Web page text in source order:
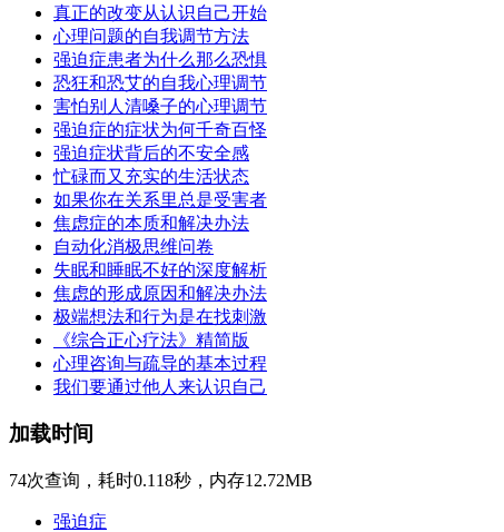
真正的改变从认识自己开始
心理问题的自我调节方法
强迫症患者为什么那么恐惧
恐狂和恐艾的自我心理调节
害怕别人清嗓子的心理调节
强迫症的症状为何千奇百怪
强迫症状背后的不安全感
忙碌而又充实的生活状态
如果你在关系里总是受害者
焦虑症的本质和解决办法
自动化消极思维问卷
失眠和睡眠不好的深度解析
焦虑的形成原因和解决办法
极端想法和行为是在找刺激
《综合正心疗法》精简版
心理咨询与疏导的基本过程
我们要通过他人来认识自己
加载时间
74次查询，耗时0.118秒，内存12.72MB
强迫症